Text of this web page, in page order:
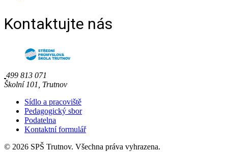
Kontaktujte nás
499 813 071
Školní 101, Trutnov
Sídlo a pracoviště
Pedagogický sbor
Podatelna
Kontaktní formulář
© 2026 SPŠ Trutnov. Všechna práva vyhrazena.